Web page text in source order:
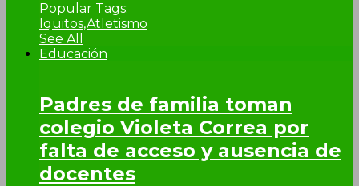
Popular Tags:
Iquitos,Atletismo
See All
Educación
Padres de familia toman
colegio Violeta Correa por
falta de acceso y ausencia de
docentes